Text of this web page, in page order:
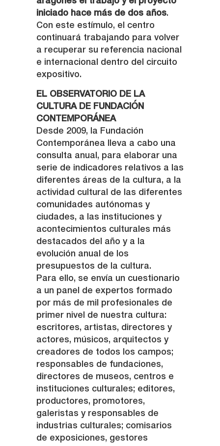
iniciado hace más de dos años.
Con este estímulo, el centro
continuará trabajando para volver
a recuperar su referencia nacional
e internacional dentro del circuito
expositivo.
EL OBSERVATORIO DE LA
CULTURA DE FUNDACIÓN
CONTEMPORÁNEA
Desde 2009, la Fundación
Contemporánea lleva a cabo una
consulta anual, para elaborar una
serie de indicadores relativos a las
diferentes áreas de la cultura, a la
actividad cultural de las diferentes
comunidades autónomas y
ciudades, a las instituciones y
acontecimientos culturales más
destacados del año y a la
evolución anual de los
presupuestos de la cultura.
Para ello, se envía un cuestionario
a un panel de expertos formado
por más de mil profesionales de
primer nivel de nuestra cultura:
escritores, artistas, directores y
actores, músicos, arquitectos y
creadores de todos los campos;
responsables de fundaciones,
directores de museos, centros e
instituciones culturales; editores,
productores, promotores,
galeristas y responsables de
industrias culturales; comisarios
de exposiciones, gestores